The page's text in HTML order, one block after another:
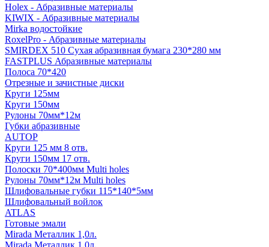
Holex - Абразивные материалы
KIWIX - Абразивные материалы
Mirka водостойкие
RoxelPro - Абразивные материалы
SMIRDEX 510 Сухая абразивная бумага 230*280 мм
FASTPLUS Абразивные материалы
Полоса 70*420
Отрезные и зачистные диски
Круги 125мм
Круги 150мм
Рулоны 70мм*12м
Губки абразивные
AUTOP
Круги 125 мм 8 отв.
Круги 150мм 17 отв.
Полоски 70*400мм Multi holes
Рулоны 70мм*12м Multi holes
Шлифовальные губки 115*140*5мм
Шлифовальный войлок
ATLAS
Готовые эмали
Mirada Металлик 1,0л.
Mirada Металлик 1,0л.